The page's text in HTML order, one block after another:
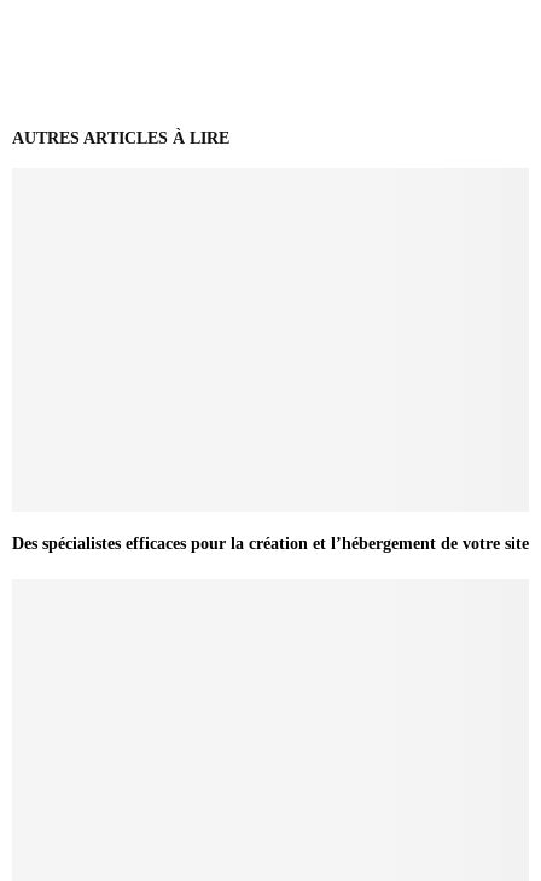
AUTRES ARTICLES À LIRE
Des spécialistes efficaces pour la création et l’hébergement de votre site